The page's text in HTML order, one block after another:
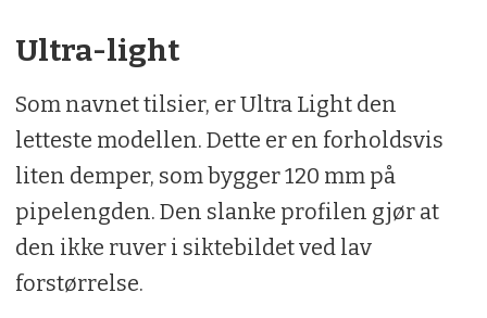
Ultra-light
Som navnet tilsier, er Ultra Light den
letteste modellen. Dette er en forholdsvis
liten demper, som bygger 120 mm på
pipelengden. Den slanke profilen gjør at
den ikke ruver i siktebildet ved lav
forstørrelse.